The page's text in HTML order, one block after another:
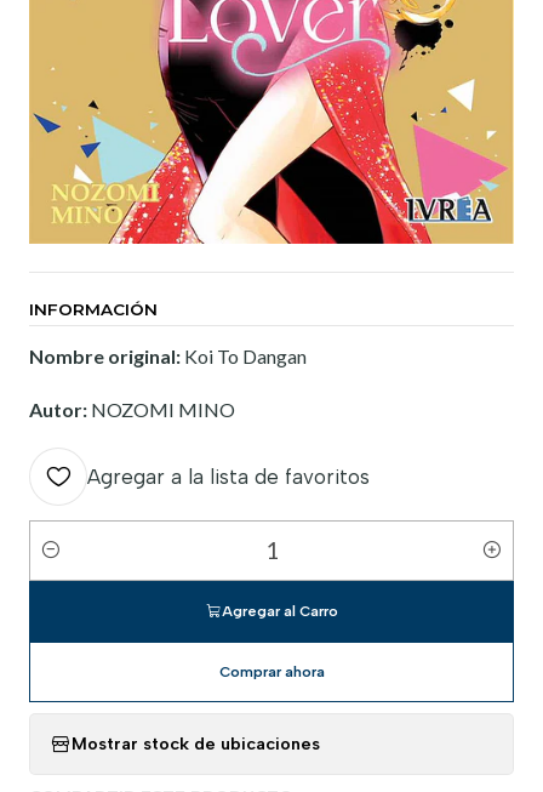
INFORMACIÓN
Nombre original: Koi To Dangan
Autor: NOZOMI MINO
Agregar a la lista de favoritos
Cantidad
Agregar al Carro
Comprar ahora
Mostrar stock de ubicaciones